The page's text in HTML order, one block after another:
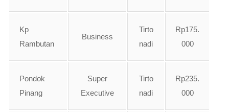
Kp
Rambutan
Business
Tirto
nadi
Rp175.
000
Pondok
Pinang
Super
Executive
Tirto
nadi
Rp235.
000